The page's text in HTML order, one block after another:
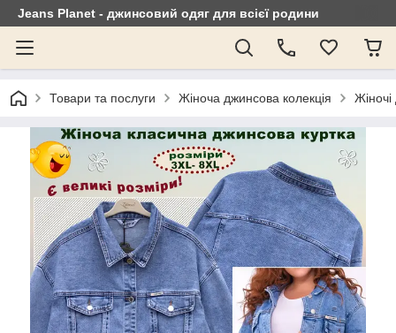
Jeans Planet - джинсовий одяг для всієї родини
Товари та послуги Жіноча джинсова колекція